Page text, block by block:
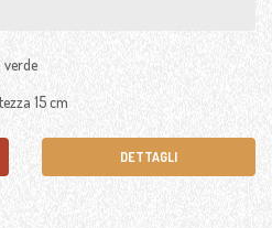
15 cm
DETTAGLI